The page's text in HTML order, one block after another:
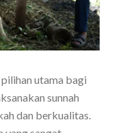
utama bagi
sunnah
dan berkualitas.